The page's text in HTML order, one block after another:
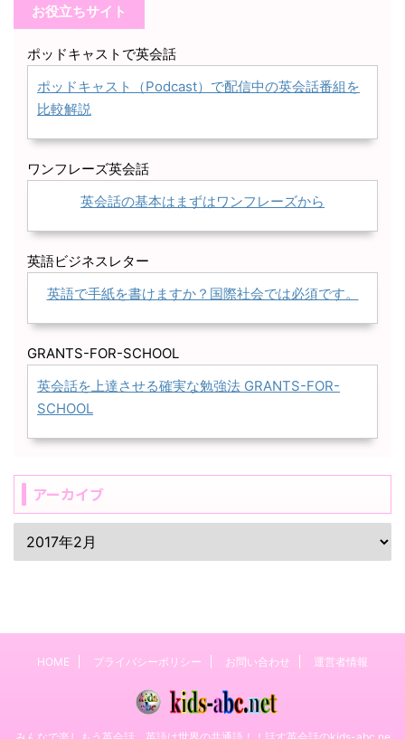
お役立ちサイト
ポッドキャストで英会話
ポッドキャスト（Podcast）で配信中の英会話番組を
比較解説
ワンフレーズ英会話
英会話の基本はまずはワンフレーズから
英語ビジネスレター
英語で手紙を書けますか？国際社会では必須です。
GRANTS-FOR-SCHOOL
英会話を上達させる確実な勉強法 GRANTS-FOR-
SCHOOL
アーカイブ
HOME プライバシーポリシー お問い合わせ 運営者情報